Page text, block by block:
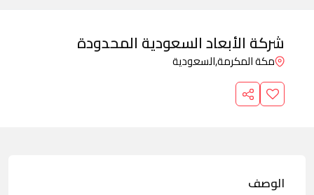
شركة الأبعاد السعودية المحدودة
مكة المكرمة,السعودية
الوصف